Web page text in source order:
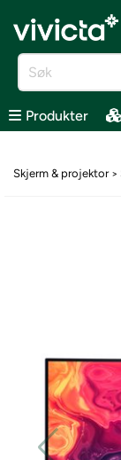
Produkter
Skjerm & projektor>